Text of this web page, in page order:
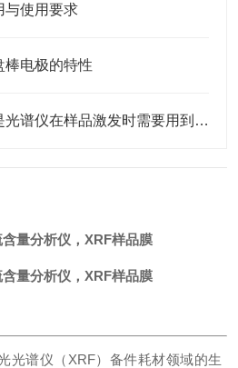
与使用要求
棒电极的特性
油料光谱仪盘棒电极是光谱仪在样品激发时需要用到的耗材
量分析仪，XRF样品膜
量分析仪，XRF样品膜
光谱仪（XRF）备件耗材领域的生